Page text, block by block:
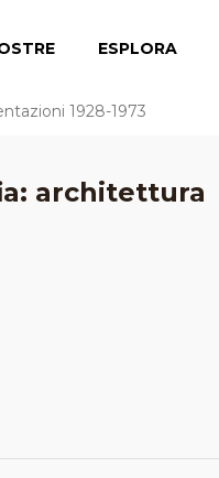
ESPLORA
1928-1973
architettura